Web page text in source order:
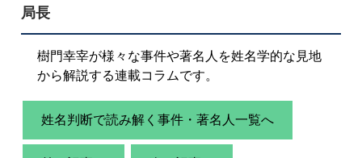
局長
樹門幸宰が様々な事件や著名人を姓名学的な見地
から解説する連載コラムです。
姓名判断で読み解く事件・著名人一覧へ